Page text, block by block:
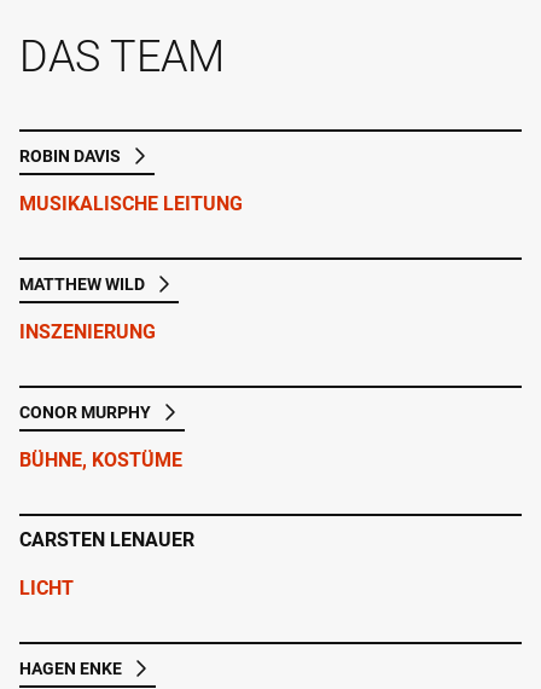
DAS TEAM
ROBIN DAVIS
MUSIKALISCHE LEITUNG
MATTHEW WILD
INSZENIERUNG
CONOR MURPHY
BÜHNE, KOSTÜME
CARSTEN LENAUER
LICHT
HAGEN ENKE